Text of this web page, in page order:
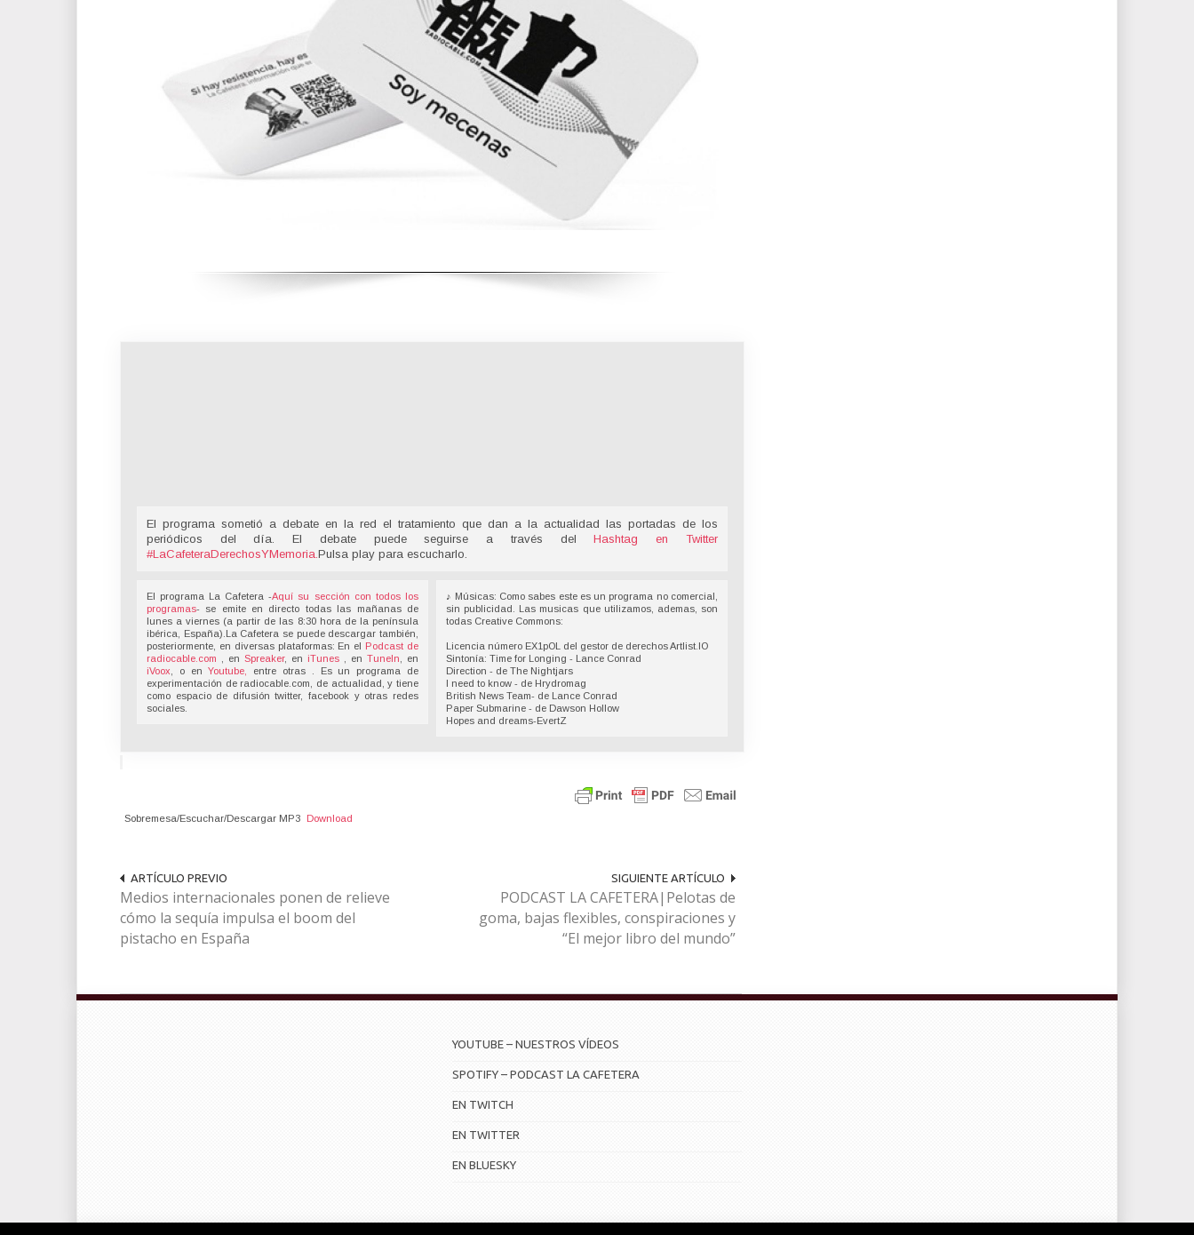
El programa sometió a debate en la red el tratamiento que dan a la actualidad las portadas de los
periódicos del día. El debate puede seguirse a través delHashtag en Twitter
#LaCafeteraDerechosYMemoria Pulsa play para escucharlo.
El programa La Cafetera -Aquí su sección con todos los
programas- se emite en directo todas las mañanas de
lunes a viernes (a partir de las 8:30 hora de la península
ibérica, España).La Cafetera se puede descargar también,
posteriormente, en diversas plataformas: En el Podcast de
radiocable.com
, en Spreaker, en iTunes , en TuneIn , en
iVoox , o enYoutube,
entre otras . Es un programa de
experimentación de radiocable.com, de actualidad, y tiene
como espacio de difusión twitter, facebook y otras redes
sociales.
♪ Músicas: Como sabes este es un programa no comercial,
sin publicidad. Las musicas que utilizamos, ademas, son
todas Creative Commons:
Licencia número EX1pOL del gestor de derechos Artlist.IO
Sintonía: Time for Longing - Lance Conrad
Direction - de The Nightjars
I need to know - de Hrydromag
British News Team- de Lance Conrad
Paper Submarine - de Dawson Hollow
Hopes and dreams-EvertZ
Sobremesa/Escuchar/Descargar MP3 Download
ARTÍCULO PREVIO
Medios internacionales ponen de relieve
cómo la sequía impulsa el boom del
pistacho en España
SIGUIENTE ARTÍCULO
PODCAST LA CAFETERA|Pelotas de
goma, bajas flexibles, conspiraciones y
“El mejor libro del mundo”
YOUTUBE – NUESTROS VÍDEOS
SPOTIFY – PODCAST LA CAFETERA
EN TWITCH
EN TWITTER
EN BLUESKY